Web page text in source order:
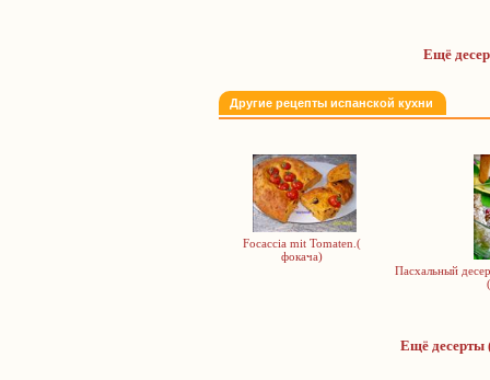
Ещё
Другие рецепты испанской кухни
Focaccia mit Tomaten.(
фокача)
Пасхальный
Ещё десерты